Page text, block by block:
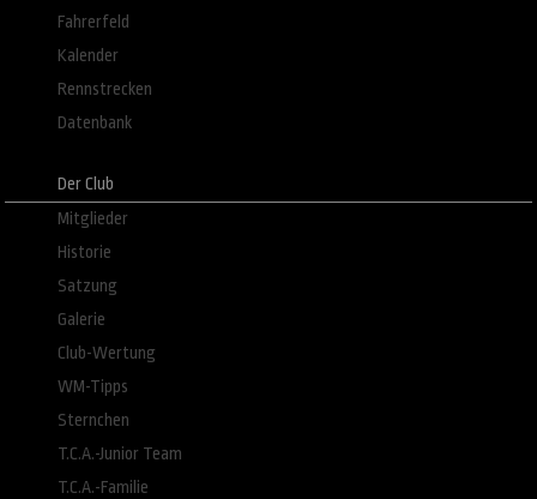
Fahrerfeld
Kalender
Rennstrecken
Datenbank
Der Club
Mitglieder
Historie
Satzung
Galerie
Club-Wertung
WM-Tipps
Sternchen
T.C.A.-Junior Team
T.C.A.-Familie